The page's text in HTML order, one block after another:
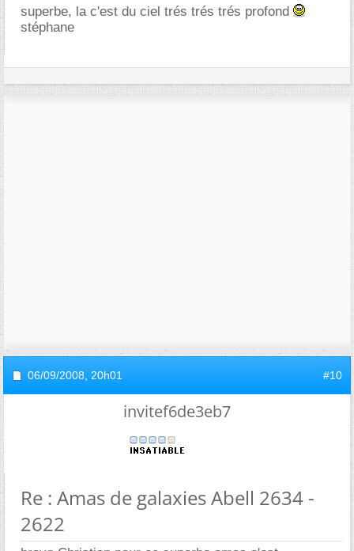
superbe, la c'est du ciel trés trés trés profond
stéphane
06/09/2008, 20h01 #10
invitef6de3eb7
Re : Amas de galaxies Abell 2634 -
2622